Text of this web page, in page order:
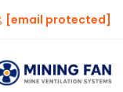
[email protected]